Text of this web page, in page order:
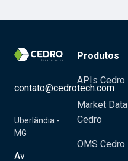
contato@cedrotech.com
Uberlândia -
MG
Av.
Produtos
APIs Cedro
Market Data
Cedro
OMS Cedro